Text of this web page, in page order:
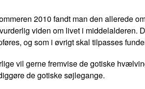
2010 fandt man den allerede
viden om livet i middelalderen.
og som i øvrigt skal tilpasses
vil gerne fremvise de gotiske
de gotiske søjlegange.